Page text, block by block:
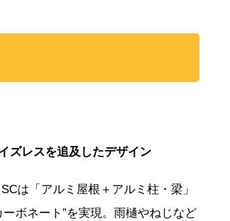
ズレスを追及したデザイン
は「アルミ屋根＋アルミ柱・梁」
ーボネート”を実現。雨樋やねじなど